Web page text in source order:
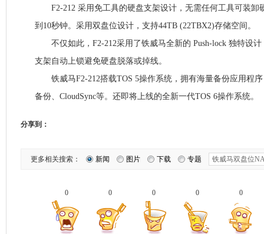
F2-212 采用免工具的硬盘支架设计，无需任何工具可装卸
到10秒钟。采用双盘位设计，支持44TB (22TBX2)存储空间。
不仅如此，F2-212采用了铁威马全新的 Push-lock 独特设计
支架自动上锁避免硬盘脱落或掉线。
铁威马F2-212搭载TOS 5操作系统，拥有海量备份应用程序
备份、CloudSync等。还即将上线的全新一代TOS 6操作系统。
分享到：
更多相关搜索： 新闻 图片 下载 专题
0 0 0 0 0